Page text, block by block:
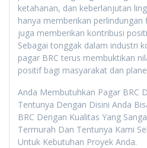
ketahanan, dan keberlanjutan
hanya memberikan
juga memberikan kontribusi
Sebagai tonggak dalam industri
pagar BRC terus membuktikan
positif bagi masyarakat dan
Anda Membutuhkan Pagar BRC
Tentunya Dengan Disini Anda
BRC Dengan Kualitas Yang
Termurah Dan Tentunya Kami
Untuk Kebutuhan Proyek Anda.